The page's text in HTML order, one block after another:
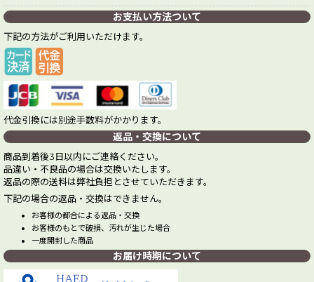
お支払い方法ついて
下記の方法がご利用いただけます。
代金引換には別途手数料がかかります。
返品・交換について
商品到着後3日以内にご連絡ください。
品違い・不良品の場合は交換いたします。
返品の際の送料は弊社負担とさせていただきます。
下記の場合の返品・交換はできません。
お客様の都合による返品・交換
お客様のもとで破損、汚れが生じた場合
一度開封した商品
お届け時期について